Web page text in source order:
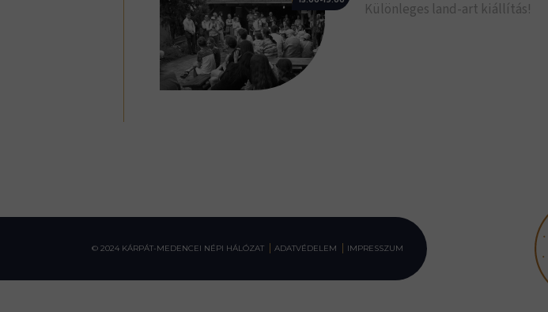
Különleges land-art kiállítás!
© 2024 KÁRPÁT-MEDENCEI NÉPI HÁLÓZAT ADATVÉDELEM IMPRESSZUM